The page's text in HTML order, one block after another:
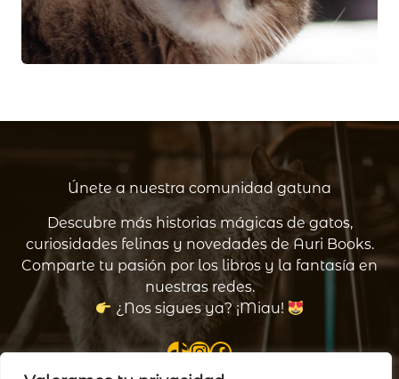
Únete a nuestra comunidad gatuna
Descubre más historias mágicas de gatos,
curiosidades felinas y novedades de Auri Books.
Comparte tu pasión por los libros y la fantasía en
nuestras redes.
¿Nos sigues ya? ¡Miau!
TikTok
Instagram
Facebook